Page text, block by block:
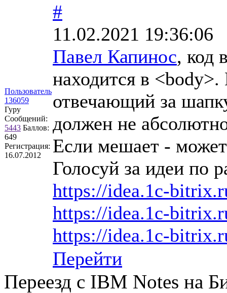
Пользователь
136059
Гуру
Сообщений:
5443 Баллов:
649
Регистрация:
16.07.2012
#
11.02.2021 19:36:06
Павел Капинос, код
находится в <body>.
отвечающий за
должен не
Если мешает -
Голосуй за идеи по
https://idea.1c-
https://idea.1c-
https://idea.1c-
Перейти
Переезд с IBM Notes на